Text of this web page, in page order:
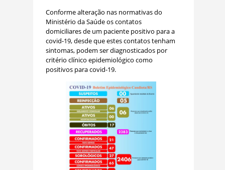
Conforme alteração nas normativas do
Ministério da Saúde os contatos
domiciliares de um paciente positivo para a
covid-19, desde que estes contatos tenham
sintomas, podem ser diagnosticados por
critério clínico epidemiológico como
positivos para covid-19.